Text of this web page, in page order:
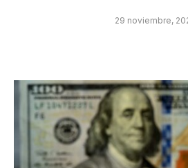
29 noviembre,